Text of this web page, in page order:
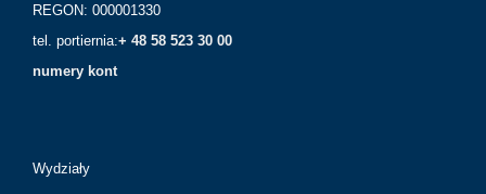
REGON: 000001330
tel. portiernia:+ 48 58 523 30 00
numery kont
Wydziały